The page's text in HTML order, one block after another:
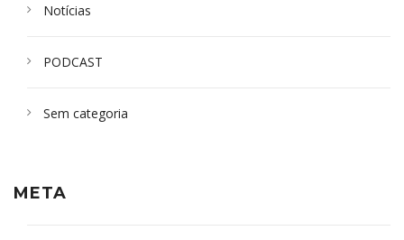
Notícias
PODCAST
Sem categoria
META